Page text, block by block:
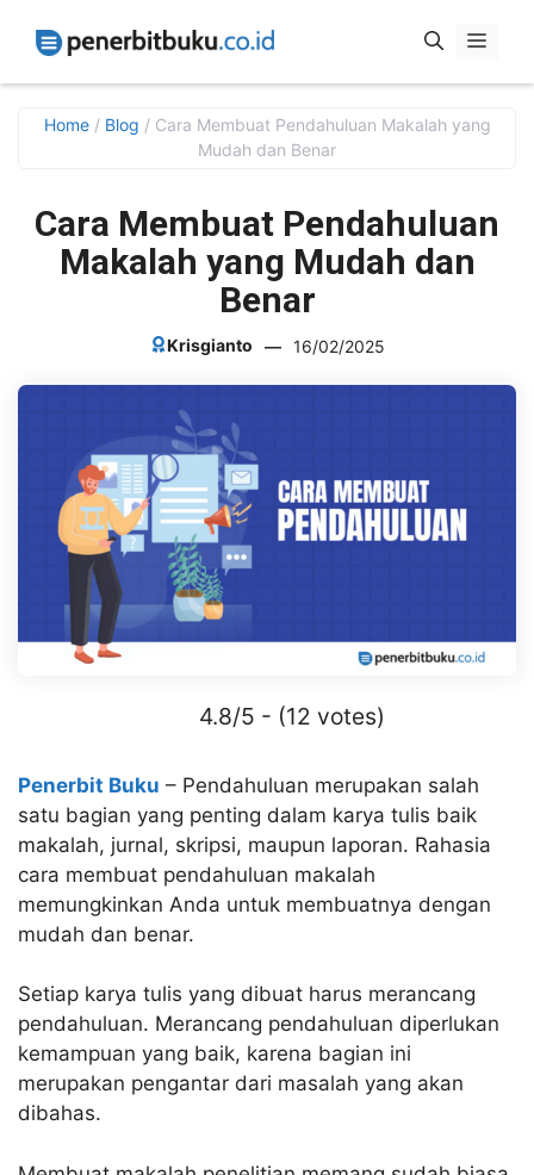
Menu
Home/ Blog / Cara Membuat Pendahuluan Makalah yang
Mudah dan Benar
Cara Membuat Pendahuluan
Makalah yang Mudah dan
Benar
Krisgianto — 16/02/2025
4.8/5 - (12 votes)
Penerbit Buku – Pendahuluan merupakan salah
satu bagian yang penting dalam karya tulis baik
makalah, jurnal, skripsi, maupun laporan. Rahasia
cara membuat pendahuluan makalah
memungkinkan Anda untuk membuatnya dengan
mudah dan benar.
Setiap karya tulis yang dibuat harus merancang
pendahuluan. Merancang pendahuluan diperlukan
kemampuan yang baik, karena bagian ini
merupakan pengantar dari masalah yang akan
dibahas.